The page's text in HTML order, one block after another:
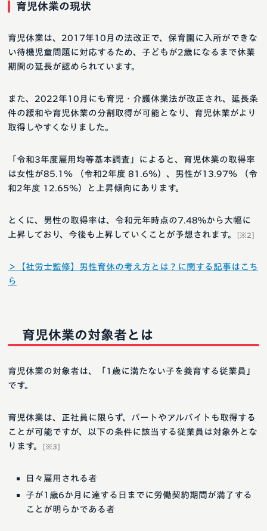
育児休業の現状
育児休業は、2017年10月の法改正で、保育園に入所ができな
い待機児童問題に対応するため、子どもが2歳になるまで休業
期間の延長が認められています。
また、2022年10月にも育児・介護休業法が改正され、延長条
件の緩和や育児休業の分割取得が可能となり、育児休業がより
取得しやすくなりました。
「令和3年度雇用均等基本調査」によると、育児休業の取得率
は女性が85.1％ （令和2年度 81.6％）、男性が13.97％ （令
和2年度 12.65％）と上昇傾向にあります。
とくに、男性の取得率は、令和元年時点の7.48%から大幅に
上昇しており、今後も上昇していくことが予想されます。
[※2]
＞【社労士監修】男性育休の考え方とは？に関する記事はこち
ら
育児休業の対象者とは
育児休業の対象者は、「1歳に満たない子を養育する従業員」
です。
育児休業は、正社員に限らず、パートやアルバイトも取得する
ことが可能ですが、以下の条件に該当する従業員は対象外とな
ります。
[※3]
日々雇用される者
子が1歳6か月に達する日までに労働契約期間が満了する
ことが明らかである者